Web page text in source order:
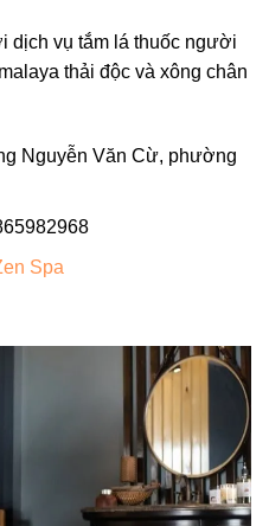
dịch vụ tắm lá thuốc người
thải độc và xông chân
Nguyễn Văn Cừ, phường
Spa